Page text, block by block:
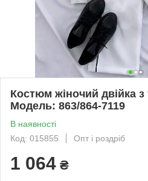
Костюм жіночий двійка з
Модель: 863/864-7119
В наявності
Код: 015855
Опт і роздріб
1 064 ₴